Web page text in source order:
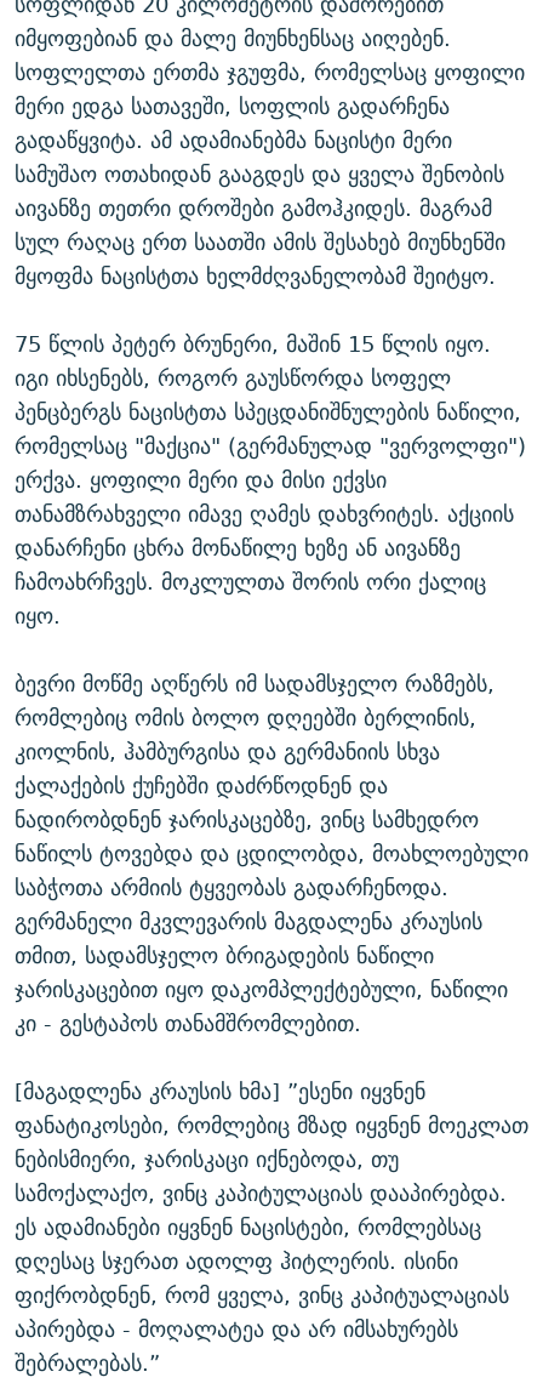
იმყოფებიან და მალე მიუნხენსაც აიღებენ.
სოფლელთა ერთმა ჯგუფმა, რომელსაც ყოფილი
მერი ედგა სათავეში, სოფლის გადარჩენა
გადაწყვიტა. ამ ადამიანებმა ნაცისტი მერი
სამუშაო ოთახიდან გააგდეს და ყველა შენობის
აივანზე თეთრი დროშები გამოჰკიდეს. მაგრამ
სულ რაღაც ერთ საათში ამის შესახებ მიუნხენში
მყოფმა ნაცისტთა ხელმძღვანელობამ შეიტყო.
75 წლის პეტერ ბრუნერი, მაშინ 15 წლის იყო.
იგი იხსენებს, როგორ გაუსწორდა სოფელ
პენცბერგს ნაცისტთა სპეცდანიშნულების ნაწილი,
რომელსაც "მაქცია" (გერმანულად "ვერვოლფი")
ერქვა. ყოფილი მერი და მისი ექვსი
თანამზრახველი იმავე ღამეს დახვრიტეს. აქციის
დანარჩენი ცხრა მონაწილე ხეზე ან აივანზე
ჩამოახრჩვეს. მოკლულთა შორის ორი ქალიც
იყო.
ბევრი მოწმე აღწერს იმ სადამსჯელო რაზმებს,
რომლებიც ომის ბოლო დღეებში ბერლინის,
კიოლნის, ჰამბურგისა და გერმანიის სხვა
ქალაქების ქუჩებში დაძრწოდნენ და
ნადირობდნენ ჯარისკაცებზე, ვინც სამხედრო
ნაწილს ტოვებდა და ცდილობდა, მოახლოებული
საბჭოთა არმიის ტყვეობას გადარჩენოდა.
გერმანელი მკვლევარის მაგდალენა კრაუსის
თმით, სადამსჯელო ბრიგადების ნაწილი
ჯარისკაცებით იყო დაკომპლექტებული, ნაწილი
კი - გესტაპოს თანამშრომლებით.
[მაგადლენა კრაუსის ხმა] ”ესენი იყვნენ
ფანატიკოსები, რომლებიც მზად იყვნენ მოეკლათ
ნებისმიერი, ჯარისკაცი იქნებოდა, თუ
სამოქალაქო, ვინც კაპიტულაციას დააპირებდა.
ეს ადამიანები იყვნენ ნაცისტები, რომლებსაც
დღესაც სჯერათ ადოლფ ჰიტლერის. ისინი
ფიქრობდნენ, რომ ყველა, ვინც კაპიტუალაციას
აპირებდა - მოღალატეა და არ იმსახურებს
შებრალებას.”